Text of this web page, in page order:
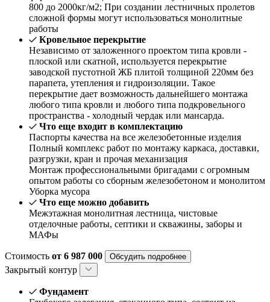
800 до 2000кг/м2; При создании лестничных пролетов
сложной формы могут использоваться монолитные
работы
Кровельное перекрытие
Независимо от заложенного проектом типа кровли -
плоской или скатной, используется перекрытие
заводской пустотной ЖБ плитой толщиной 220мм без
парапета, утепления и гидроизоляции. Такое
перекрытие дает возможность дальнейшего монтажа
любого типа кровли и любого типа подкровельного
пространства - холодный чердак или мансарда.
Что еще входит в комплектацию
Паспорты качества на все железобетонные изделия
Полный комплекс работ по монтажу каркаса, доставки,
разгрузки, кран и прочая механизация
Монтаж профессиональными бригадами с огромным
опытом работы со сборным железобетоном и монолитом
Уборка мусора
Что еще можно добавить
Межэтажная монолитная лестница, чистовые
отделочные работы, септики и скважины, заборы и
МАФы
Стоимость от 6 987 000 Обсудить подробнее
Закрытый контур
Фундамент